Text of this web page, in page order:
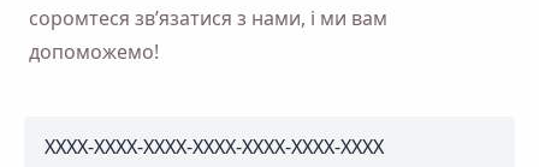
соромтеся зв’язатися з нами, і ми вам
допоможемо!Нагадай мені 🔔
Viddly, коли повернетеся до MacOS або ПК з